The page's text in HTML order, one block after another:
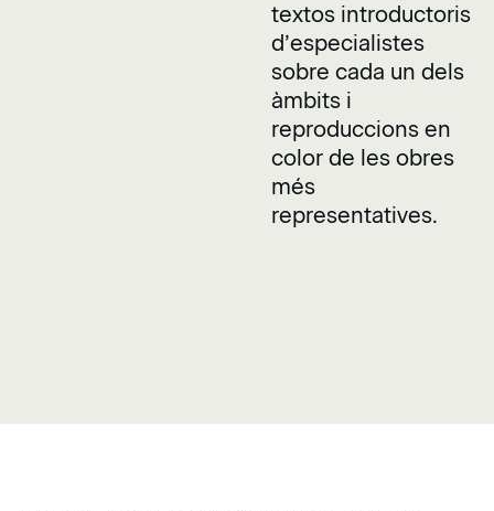
textos introductoris
d’especialistes
sobre cada un dels
àmbits i
reproduccions en
color de les obres
més
representatives.